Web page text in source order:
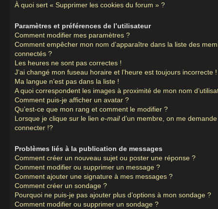
À quoi sert « Supprimer les cookies du forum » ?
Paramètres et préférences de l’utilisateur
Comment modifier mes paramètres ?
Comment empêcher mon nom d’apparaître dans la liste des
connectés ?
Les heures ne sont pas correctes !
J’ai changé mon fuseau horaire et l’heure est toujours incorrecte !
Ma langue n’est pas dans la liste !
A quoi correspondent les images à proximité de mon nom
Comment puis-je afficher un avatar ?
Qu’est-ce que mon rang et comment le modifier ?
Lorsque je clique sur le lien e-maild’un membre, on me
connecter !?
Problèmes liés à la publication de messages
Comment créer un nouveau sujet ou poster une réponse ?
Comment modifier ou supprimer un message ?
Comment ajouter une signature à mes messages ?
Comment créer un sondage ?
Pourquoi ne puis-je pas ajouter plus d’options à mon sondage ?
Comment modifier ou supprimer un sondage ?